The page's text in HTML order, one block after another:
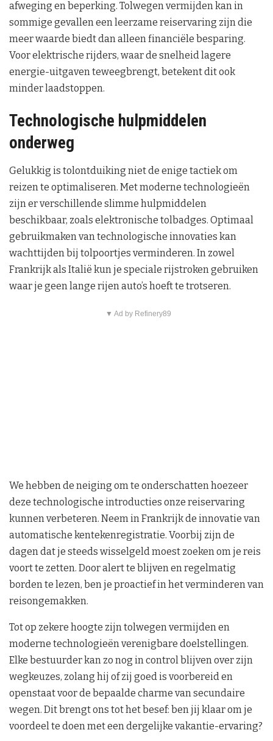
afweging en beperking. Tolwegen vermijden kan in
sommige gevallen een leerzame reiservaring zijn die
meer waarde biedt dan alleen financiële besparing.
Voor elektrische rijders, waar de snelheid lagere
energie-uitgaven teweegbrengt, betekent dit ook
minder laadstoppen.
Technologische hulpmiddelen
onderweg
Gelukkig is tolontduiking niet de enige tactiek om
reizen te optimaliseren. Met moderne technologieën
zijn er verschillende slimme hulpmiddelen
beschikbaar, zoals elektronische tolbadges. Optimaal
gebruikmaken van technologische innovaties kan
wachttijden bij tolpoortjes verminderen. In zowel
Frankrijk als Italië kun je speciale rijstroken gebruiken
waar je geen lange rijen auto’s hoeft te trotseren.
▼ Ad by Refinery89
We hebben de neiging om te onderschatten hoezeer
deze technologische introducties onze reiservaring
kunnen verbeteren. Neem in Frankrijk de innovatie van
automatische kentekenregistratie. Voorbij zijn de
dagen dat je steeds wisselgeld moest zoeken om je reis
voort te zetten. Door alert te blijven en regelmatig
borden te lezen, ben je proactief in het verminderen van
reisongemakken.
Tot op zekere hoogte zijn tolwegen vermijden en
moderne technologieën verenigbare doelstellingen.
Elke bestuurder kan zo nog in control blijven over zijn
wegkeuzes, zolang hij of zij goed is voorbereid en
openstaat voor de bepaalde charme van secundaire
wegen. Dit brengt ons tot het besef: ben jij klaar om je
voordeel te doen met een dergelijke vakantie-ervaring?